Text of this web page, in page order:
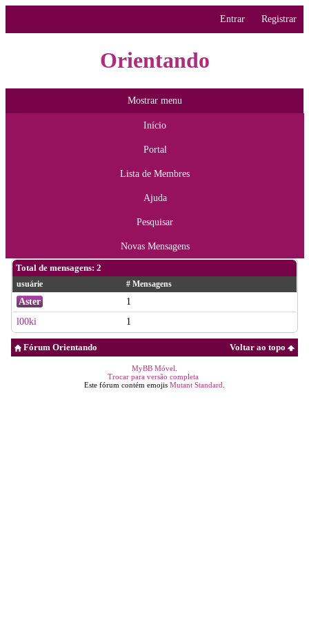
Entrar Registrar
Orientando
Mostrar menu
Início
Portal
Lista de Membres
Ajuda
Pesquisar
Novas Mensagens
Total de mensagens: 2
usuárie # Mensagens
Aster
1
l00ki
1
Voltar ao topo
Fórum Orientando
MyBB Móvel
Trocar para versão completa
Este fórum contém emojis Mutant Standard